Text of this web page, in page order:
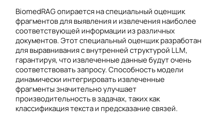
BiomedRAG опирается на специальный оценщик
фрагментов для выявления и извлечения наиболее
соответствующей информации из различных
документов. Этот специальный оценщик разработан
для выравнивания с внутренней структурой LLM,
гарантируя, что извлеченные данные будут очень
соответствовать запросу. Способность модели
динамически интегрировать извлеченные
фрагменты значительно улучшает
производительность в задачах, таких как
классификация текста и предсказание связей.